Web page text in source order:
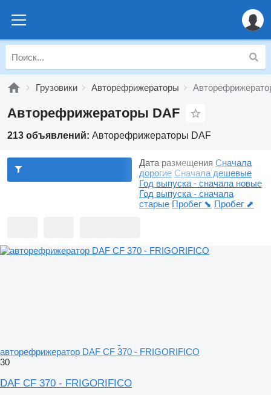
Грузовики Авторефрижераторы
Авторефрижераторы DAF
213 объявлений: Авторефрижераторы DAF
Дата размещения Сначала
дорогие Сначала дешевые
Год выпуска - сначала новые
Год выпуска - сначала
старые Пробег ⬊ Пробег ⬈
авторефрижератор DAF CF 370 - FRIGORIFICO
30
DAF CF 370 - FRIGORIFICO